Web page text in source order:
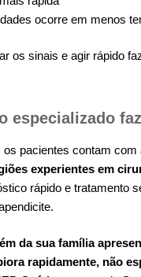
ocorre em menos
os sinais e agir rápido
especializado
os pacientes contam
experientes em
rápido e tratamento
da sua família
rapidamente, não